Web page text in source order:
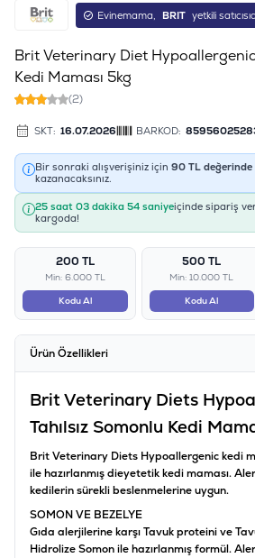
Evinemama, BRIT yetkili
Brit Veterinary Diet Hypoallergenic
Kedi Maması 5kg
(2)
SKT: 16.07.2026 BARKOD:
Bir sonraki alışverişiniz için 90 TL değerinde
kazanacaksınız.
25 saat 03 dakika 54 saniyeiçinde sipariş
kargoda!
200 TL
Min: 6.000 TL
Kodu Al
500 TL
Min: 10.000 TL
Kodu Al
Ürün Özellikleri
Brit Veterinary Diets
Tahılsız Somonlu Kedi
Brit Veterinary Diets Hypoallergenic kedi
ile hazırlanmış dieyetetik kedi maması.
kedilerin sürekli beslenmelerine uygun.
SOMON VE BEZELYE
Gıda alerjilerine karşı Tavuk proteini ve
Hidrolize Somon ile hazırlanmış formül.